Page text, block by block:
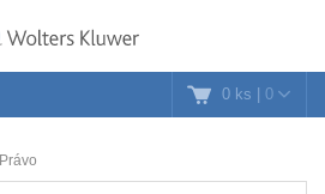
0 ks | 0
Právo